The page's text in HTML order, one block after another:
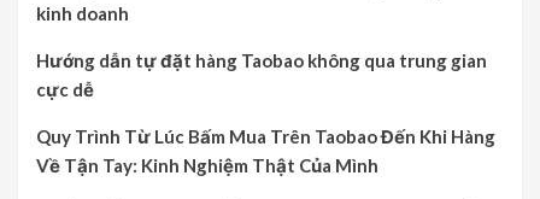
kinh doanh
Hướng dẫn tự đặt hàng Taobao không qua trung gian
cực dễ
Quy Trình Từ Lúc Bấm Mua Trên Taobao Đến Khi Hàng
Về Tận Tay: Kinh Nghiệm Thật Của Mình